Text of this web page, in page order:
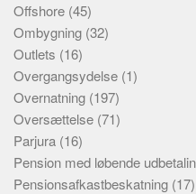
Offshore (45)
Ombygning (32)
Outlets (16)
Overgangsydelse (1)
Overnatning (197)
Oversættelse (71)
Parjura (16)
Pension med løbende
Pensionsafkastbeskatning (17)